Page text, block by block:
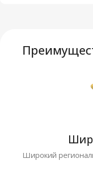
Широкий